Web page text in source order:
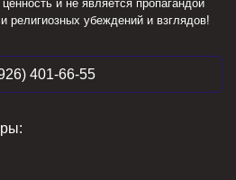
и не является пропагандой
религиозных убеждений и взглядов!
401-66-55